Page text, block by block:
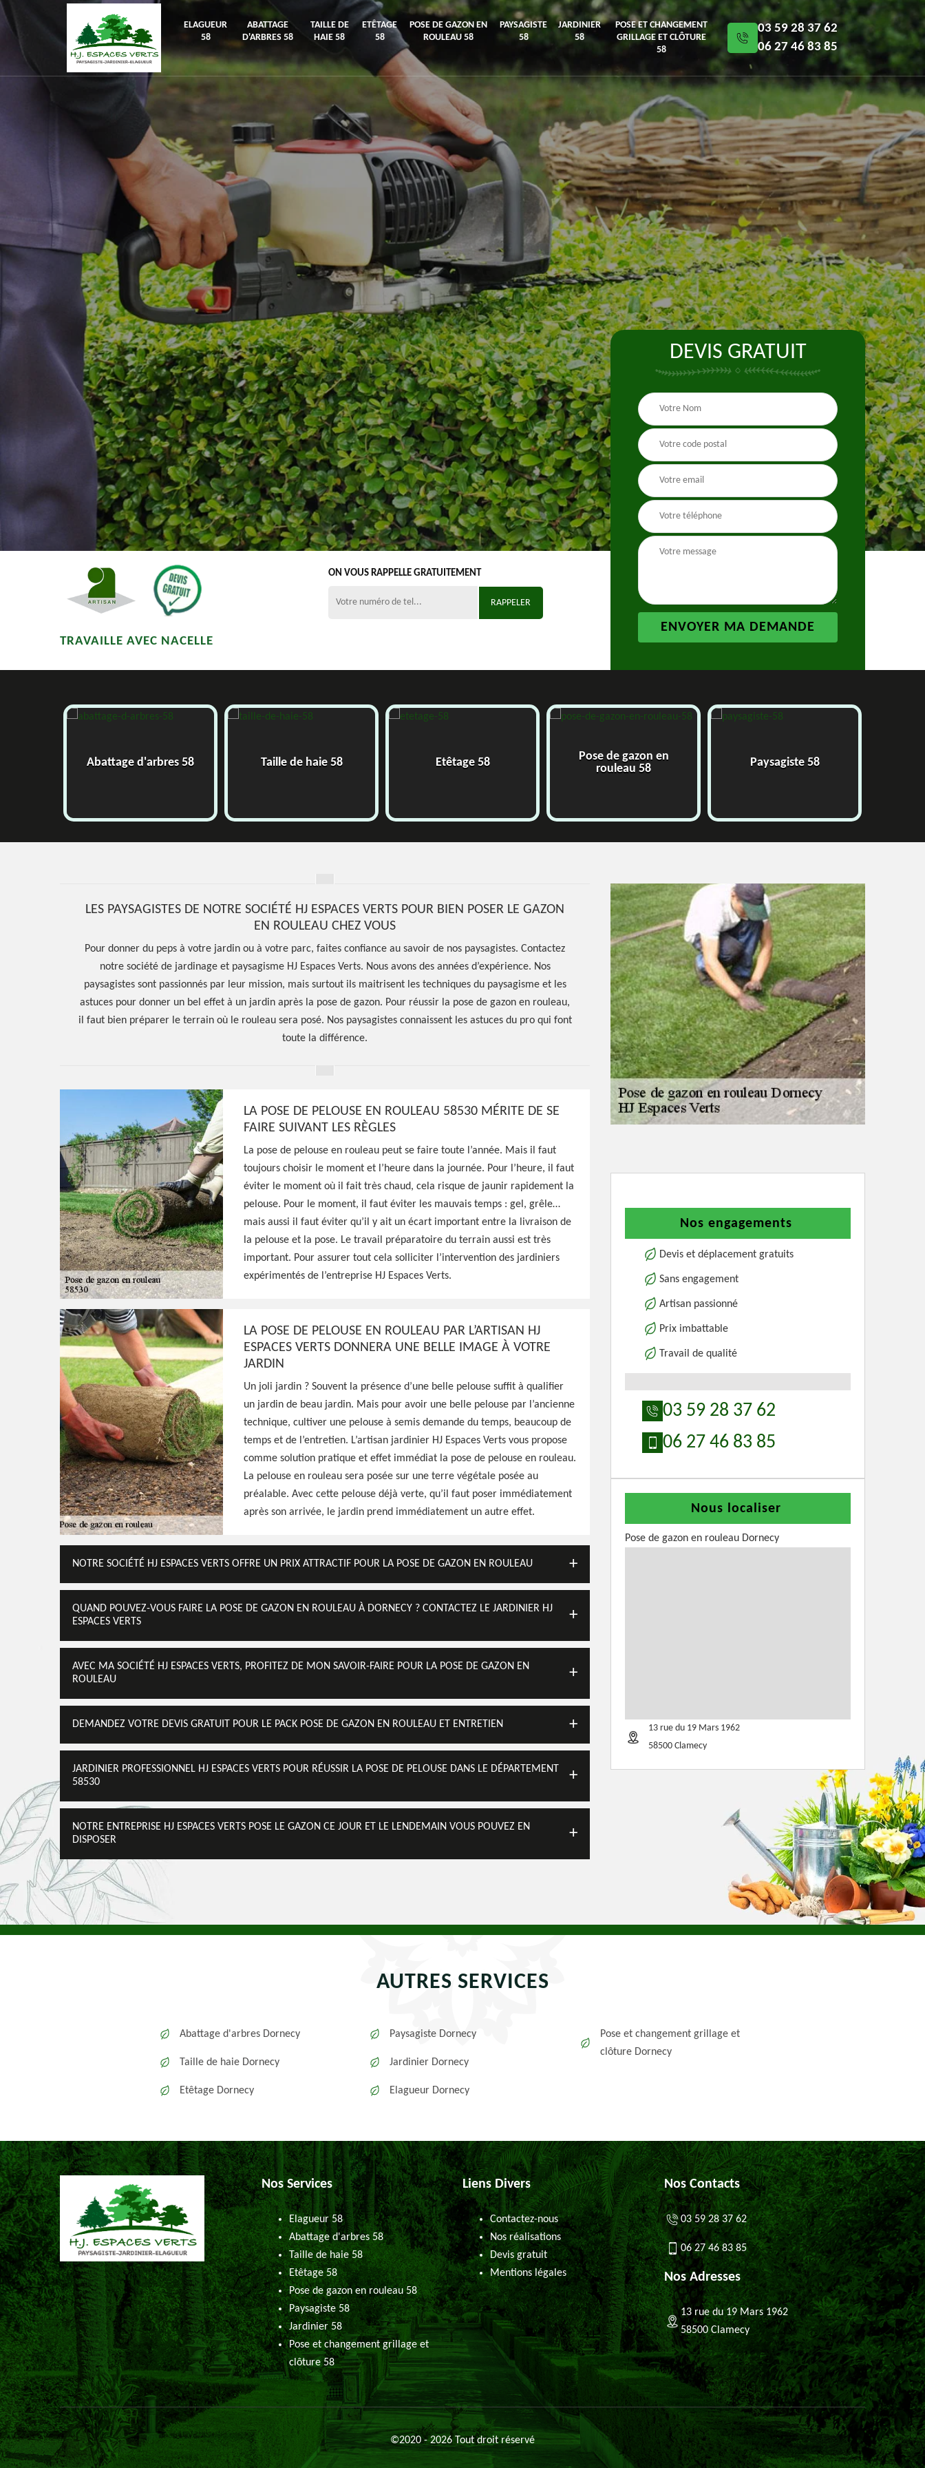
ELAGUEUR
58
ABATTAGE
D'ARBRES 58
TAILLE DE
HAIE 58
ETÊTAGE
58
POSE DE GAZON EN
ROULEAU 58
PAYSAGISTE
58
JARDINIER
58
POSE ET CHANGEMENT
GRILLAGE ET CLÔTURE
58
03 59 28 37 62
06 27 46 83 85
Hoerter Joseph Elagage 58
Entreprise pose de gazon
en rouleau Dornecy
58530
Excellent jardinier à Dornecy 58530, HJ Espaces Verts peut intervenir à
tout moment et se déplacer gratuitement chez vous pour s'occuper
de la pose de gazon en rouleau, fournit un travail de qualité
Voir Nos Realisations Contactez-Nous!
TRAVAILLE AVEC NACELLE
ON VOUS RAPPELLE GRATUITEMENT
DEVIS GRATUIT
Abattage d'arbres 58 Taille de haie 58 Etêtage 58
Pose de gazon en
rouleau 58
Paysagiste 58
LES PAYSAGISTES DE NOTRE SOCIÉTÉ HJ ESPACES VERTS POUR BIEN POSER LE GAZON
EN ROULEAU CHEZ VOUS
Pour donner du peps à votre jardin ou à votre parc, faites confiance au savoir de nos paysagistes. Contactez
notre société de jardinage et paysagisme HJ Espaces Verts. Nous avons des années d’expérience. Nos
paysagistes sont passionnés par leur mission, mais surtout ils maitrisent les techniques du paysagisme et les
astuces pour donner un bel effet à un jardin après la pose de gazon. Pour réussir la pose de gazon en rouleau,
il faut bien préparer le terrain où le rouleau sera posé. Nos paysagistes connaissent les astuces du pro qui font
toute la différence.
LA POSE DE PELOUSE EN ROULEAU 58530 MÉRITE DE SE
FAIRE SUIVANT LES RÈGLES
La pose de pelouse en rouleau peut se faire toute l’année. Mais il faut
toujours choisir le moment et l’heure dans la journée. Pour l’heure, il faut
éviter le moment où il fait très chaud, cela risque de jaunir rapidement la
pelouse. Pour le moment, il faut éviter les mauvais temps : gel, grêle…
mais aussi il faut éviter qu’il y ait un écart important entre la livraison de
la pelouse et la pose. Le travail préparatoire du terrain aussi est très
important. Pour assurer tout cela solliciter l’intervention des jardiniers
expérimentés de l’entreprise HJ Espaces Verts.
LA POSE DE PELOUSE EN ROULEAU PAR L’ARTISAN HJ
ESPACES VERTS DONNERA UNE BELLE IMAGE À VOTRE
JARDIN
Un joli jardin ? Souvent la présence d’une belle pelouse suffit à qualifier
un jardin de beau jardin. Mais pour avoir une belle pelouse par l’ancienne
technique, cultiver une pelouse à semis demande du temps, beaucoup de
temps et de l’entretien. L’artisan jardinier HJ Espaces Verts vous propose
comme solution pratique et effet immédiat la pose de pelouse en rouleau.
La pelouse en rouleau sera posée sur une terre végétale posée au
préalable. Avec cette pelouse déjà verte, qu’il faut poser immédiatement
après son arrivée, le jardin prend immédiatement un autre effet.
NOTRE SOCIÉTÉ HJ ESPACES VERTS OFFRE UN PRIX ATTRACTIF POUR LA POSE DE GAZON EN ROULEAU
QUAND POUVEZ-VOUS FAIRE LA POSE DE GAZON EN ROULEAU À DORNECY ? CONTACTEZ LE JARDINIER HJ
ESPACES VERTS
AVEC MA SOCIÉTÉ HJ ESPACES VERTS, PROFITEZ DE MON SAVOIR-FAIRE POUR LA POSE DE GAZON EN
ROULEAU
DEMANDEZ VOTRE DEVIS GRATUIT POUR LE PACK POSE DE GAZON EN ROULEAU ET ENTRETIEN
JARDINIER PROFESSIONNEL HJ ESPACES VERTS POUR RÉUSSIR LA POSE DE PELOUSE DANS LE DÉPARTEMENT
58530
NOTRE ENTREPRISE HJ ESPACES VERTS POSE LE GAZON CE JOUR ET LE LENDEMAIN VOUS POUVEZ EN
DISPOSER
Nos engagements
Devis et déplacement gratuits
Sans engagement
Artisan passionné
Prix imbattable
Travail de qualité
03 59 28 37 62
06 27 46 83 85
Nous localiser
Pose de gazon en rouleau Dornecy
13 rue du 19 Mars 1962
58500 Clamecy
AUTRES SERVICES
Abattage d'arbres Dornecy
Taille de haie Dornecy
Etêtage Dornecy
Paysagiste Dornecy
Jardinier Dornecy
Elagueur Dornecy
Pose et changement grillage et
clôture Dornecy
Nos Services
Elagueur 58
Abattage d'arbres 58
Taille de haie 58
Etêtage 58
Pose de gazon en rouleau 58
Paysagiste 58
Jardinier 58
Pose et changement grillage et
clôture 58
Liens Divers
Contactez-nous
Nos réalisations
Devis gratuit
Mentions légales
Nos Contacts
03 59 28 37 62
06 27 46 83 85
Nos Adresses
13 rue du 19 Mars 1962
58500 Clamecy
©2020 - 2026 Tout droit réservé